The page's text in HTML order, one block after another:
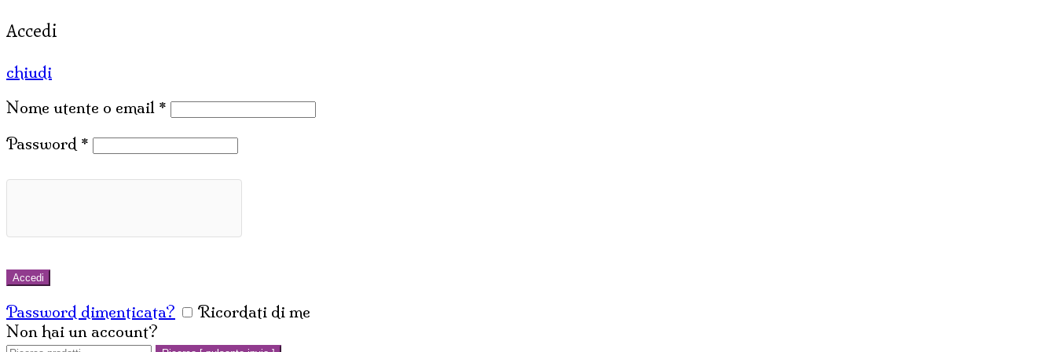
Accedi
chiudi
Nome utente o email *
Password *
Accedi
Password dimenticata?
Ricordati di me
Non hai un account?